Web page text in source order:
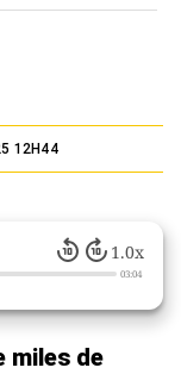
12H44
1.0x
03:04
miles de